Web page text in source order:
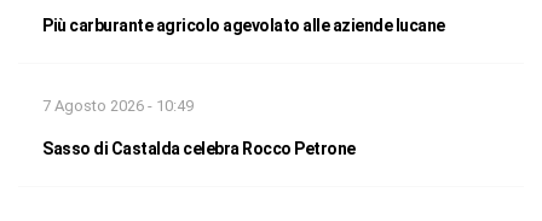
Più carburante agricolo agevolato alle aziende lucane
7 Agosto 2026 - 10:49
Sasso di Castalda celebra Rocco Petrone